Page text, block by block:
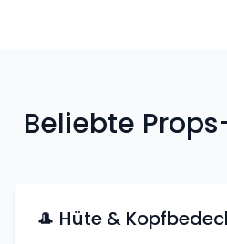
Beliebte
🎩 Hüte &